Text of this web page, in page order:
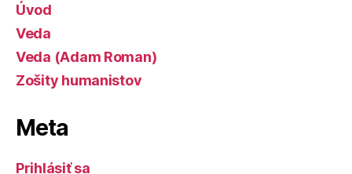
Úvod
Veda
Veda (Adam Roman)
Zošity humanistov
Meta
Prihlásiť sa